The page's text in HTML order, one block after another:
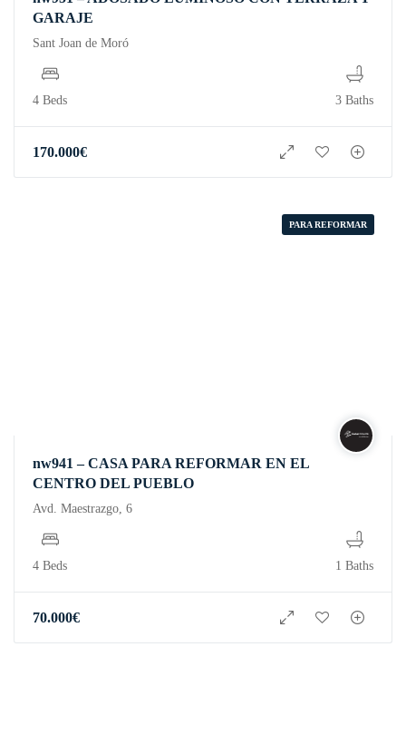
GARAJE
Sant Joan de Moró
4 Beds 3 Baths
170.000€
PARA REFORMAR
nw941 – CASA PARA REFORMAR EN EL
CENTRO DEL PUEBLO
Avd. Maestrazgo, 6
4 Beds 1 Baths
70.000€